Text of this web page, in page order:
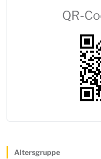
QR-
Altersgruppe